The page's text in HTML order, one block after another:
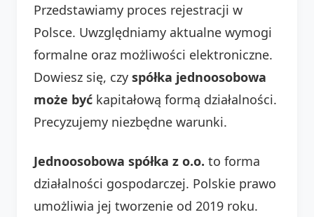
Przedstawiamy proces rejestracji w
Polsce. Uwzględniamy aktualne wymogi
formalne oraz możliwości elektroniczne.
Dowiesz się, czy spółka jednoosobowa
może być kapitałową formą działalności.
Precyzujemy niezbędne warunki.
Jednoosobowa spółka z o.o. to forma
działalności gospodarczej. Polskie prawo
umożliwia jej tworzenie od 2019 roku.